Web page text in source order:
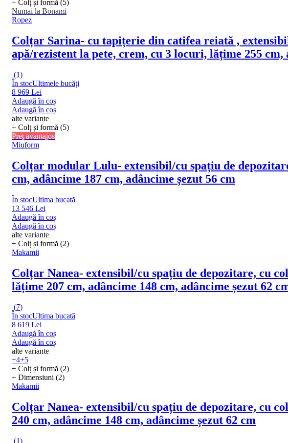
+ Colț și formă (5)
Numai la Bonami
Ropez
Colțar Sarina- cu tapițerie din catifea reiată ,
apă/rezistent la pete, crem, cu 3 locuri, lățime 255 cm,
(1)
În stocUltimele bucăți
8 969 Lei
Adaugă în coș
Adaugă în coș
alte variante
+ Colț și formă (5)
Preț avantajos
Miuform
Colțar modular Lulu- extensibil/cu spațiu de
cm, adâncime 187 cm, adâncime șezut 56 cm
În stocUltima bucată
13 546 Lei
Adaugă în coș
Adaugă în coș
alte variante
+ Colț și formă (2)
Makamii
Colțar Nanea- extensibil/cu spațiu de depozitare, cu
lățime 207 cm, adâncime 148 cm, adâncime șezut 62
(7)
În stocUltima bucată
8 619 Lei
Adaugă în coș
Adaugă în coș
alte variante
+4+5
+ Colț și formă (2)
+ Dimensiuni (2)
Makamii
Colțar Nanea- extensibil/cu spațiu de depozitare, cu
240 cm, adâncime 148 cm, adâncime șezut 62 cm
(1)